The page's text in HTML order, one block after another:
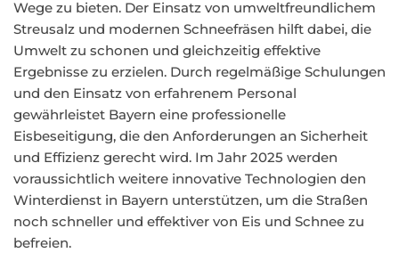
Wege zu bieten. Der Einsatz von umweltfreundlichem
Streusalz und modernen Schneefräsen hilft dabei, die
Umwelt zu schonen und gleichzeitig effektive
Ergebnisse zu erzielen. Durch regelmäßige Schulungen
und den Einsatz von erfahrenem Personal
gewährleistet Bayern eine professionelle
Eisbeseitigung, die den Anforderungen an Sicherheit
und Effizienz gerecht wird. Im Jahr 2025 werden
voraussichtlich weitere innovative Technologien den
Winterdienst in Bayern unterstützen, um die Straßen
noch schneller und effektiver von Eis und Schnee zu
befreien.